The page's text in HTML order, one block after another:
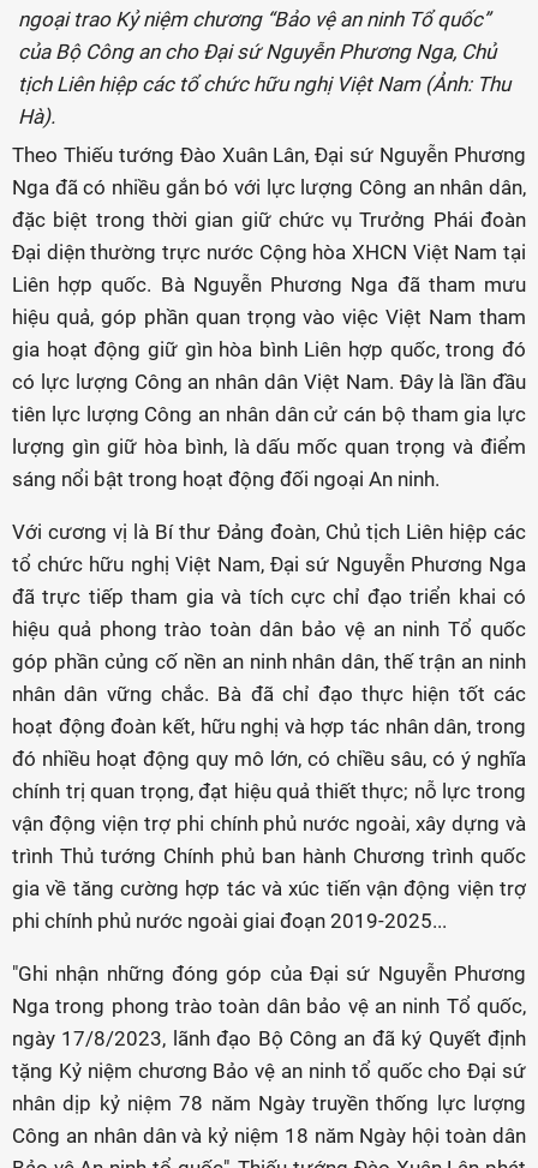
ngoại trao Kỷ niệm chương “Bảo vệ an ninh Tổ quốc”
của Bộ Công an cho Đại sứ Nguyễn Phương Nga, Chủ
tịch Liên hiệp các tổ chức hữu nghị Việt Nam (Ảnh: Thu
Hà).
Theo Thiếu tướng Đào Xuân Lân, Đại sứ Nguyễn Phương
Nga đã có nhiều gắn bó với lực lượng Công an nhân dân,
đặc biệt trong thời gian giữ chức vụ Trưởng Phái đoàn
Đại diện thường trực nước Cộng hòa XHCN Việt Nam tại
Liên hợp quốc. Bà Nguyễn Phương Nga đã tham mưu
hiệu quả, góp phần quan trọng vào việc Việt Nam tham
gia hoạt động giữ gìn hòa bình Liên hợp quốc, trong đó
có lực lượng Công an nhân dân Việt Nam. Đây là lần đầu
tiên lực lượng Công an nhân dân cử cán bộ tham gia lực
lượng gìn giữ hòa bình, là dấu mốc quan trọng và điểm
sáng nổi bật trong hoạt động đối ngoại An ninh.
Với cương vị là Bí thư Đảng đoàn, Chủ tịch Liên hiệp các
tổ chức hữu nghị Việt Nam, Đại sứ Nguyễn Phương Nga
đã trực tiếp tham gia và tích cực chỉ đạo triển khai có
hiệu quả phong trào toàn dân bảo vệ an ninh Tổ quốc
góp phần củng cố nền an ninh nhân dân, thế trận an ninh
nhân dân vững chắc. Bà đã chỉ đạo thực hiện tốt các
hoạt động đoàn kết, hữu nghị và hợp tác nhân dân, trong
đó nhiều hoạt động quy mô lớn, có chiều sâu, có ý nghĩa
chính trị quan trọng, đạt hiệu quả thiết thực; nỗ lực trong
vận động viện trợ phi chính phủ nước ngoài, xây dựng và
trình Thủ tướng Chính phủ ban hành Chương trình quốc
gia về tăng cường hợp tác và xúc tiến vận động viện trợ
phi chính phủ nước ngoài giai đoạn 2019-2025...
"Ghi nhận những đóng góp của Đại sứ Nguyễn Phương
Nga trong phong trào toàn dân bảo vệ an ninh Tổ quốc,
ngày 17/8/2023, lãnh đạo Bộ Công an đã ký Quyết định
tặng Kỷ niệm chương Bảo vệ an ninh tổ quốc cho Đại sứ
nhân dịp kỷ niệm 78 năm Ngày truyền thống lực lượng
Công an nhân dân và kỷ niệm 18 năm Ngày hội toàn dân